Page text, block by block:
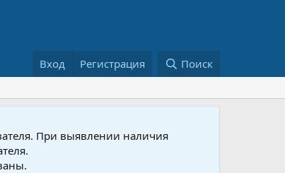
Вход Регистрация Поиск
При выявлении наличия